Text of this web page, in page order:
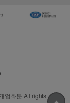
업화분 All rights